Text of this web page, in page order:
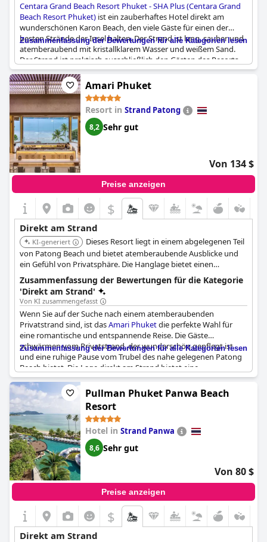
Centara Grand Beach Resort Phuket - SHA Plus (Centara Grand
Beach Resort Phuket) ist ein zauberhaftes Hotel direkt am
wunderschönen Karon Beach, den viele Gäste für einen der
besten Strände der Insel halten. Der Strand ist lang, sauber und
atemberaubend mit kristallklarem Wasser und weißem Sand.
Der Strand ist praktisch ausschließlich den Gästen des Resorts
vorbehalten und bietet eine luxuriöse und sichere Umgebung
zum Schwimmen und Sonnenbaden. Die Gäste haben direkt
vom Hotel aus Zugang zum Strand, und der Pool- und
Strandbarbereich ist nur wenige Schritte entfernt. Obwohl es
einige negative Kommentare über den Mangel an Sonnenliegen
und die Instandhaltung des Strandes gab, überwogen die
positiven Kommentare bei weitem. Die Lage des Hotels am
Strand war für einige Gäste die Rettung, denn sie verbrachten
Stunden damit, den Strand und die herrliche Aussicht von ihrem
Balkon aus zu genießen. Alles in allem ist das
Centara Grand
Beach Resort Phuket - SHA Plus (Centara Grand Beach Resort
ein reizendes Resort direkt am Strand, das seinen
Gästen Zugang zu einem privaten und unberührten Strand
bietet.
Zusammenfassung der Bewertungen für alle Kategorien lesen
Amari Phuket
Resort in Strand Patong
8,2 Sehr gut
Von 134 $
Preise anzeigen
$
Direkt am Strand
KI-generiert
Dieses Resort liegt in einem abgelegenen Teil
von Patong Beach und bietet atemberaubende Ausblicke und
ein Gefühl von Privatsphäre. Die Hanglage bietet einen
Panoramablick auf das Meer und gleichzeitig einen einfachen
Zugang zum Strand. Bietet atemberaubende Ausblicke und ein
Gefühl von Privatsphäre.
Zusammenfassung der Bewertungen für die Kategorie
'Direkt am Strand'
Von KI zusammengefasst
Wenn Sie auf der Suche nach einem atemberaubenden
Privatstrand sind, ist dasAmari Phuketdie perfekte Wahl für
eine romantische und entspannende Reise. Die Gäste
schwärmen vom Privatstrand, der wunderschön gepflegt ist
und eine ruhige Pause vom Trubel des nahe gelegenen Patong
Beach bietet. Die Lage direkt am Strand bietet eine
atemberaubende Aussicht und das Breeze Spa ist der perfekte
Ort, um mit Blick auf das Meer zu entspannen. Trotz einiger
negativer Bewertungen, in denen der fehlende Strand oder die
unangenehme Aussicht bemängelt werden, sind sich die
meisten Gäste einig, dass der Strand das herausragende
Merkmal des Hotels ist. Wenn Sie einen ruhigen Rückzugsort in
der Nähe des Patong-Strandes suchen, ist das
eine gute Wahl, auch wenn es ein wenig abseits des
Hauptstrandes liegt. Beachten Sie, dass einige Gäste das Hotel
für das, was es bietet, als überteuert empfinden, aber wenn Sie
Wert auf ein privates Stranderlebnis legen, kann es sich lohnen.
Zusammenfassung der Bewertungen für alle Kategorien lesen
Pullman Phuket Panwa Beach
Resort
Hotel in Strand Panwa
8,6 Sehr gut
Von 80 $
Preise anzeigen
$
Direkt am Strand